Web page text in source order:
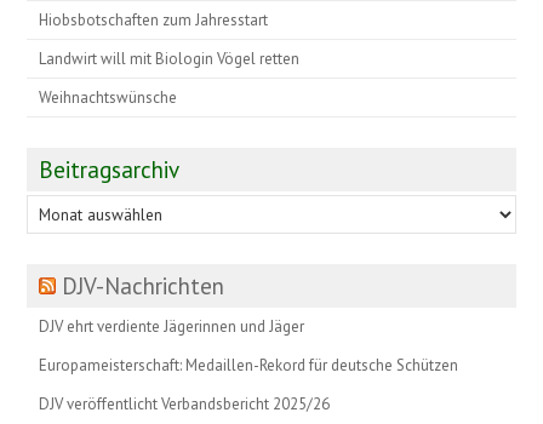
Hiobsbotschaften zum Jahresstart
Landwirt will mit Biologin Vögel retten
Weihnachtswünsche
Beitragsarchiv
Beitragsarchiv
DJV-Nachrichten
DJV ehrt verdiente Jägerinnen und Jäger
Europameisterschaft: Medaillen-Rekord für deutsche Schützen
DJV veröffentlicht Verbandsbericht 2025/26